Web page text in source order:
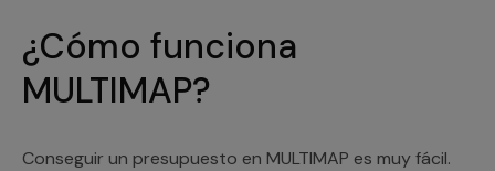
¿Cómo funciona
MULTIMAP?
Conseguir un presupuesto en MULTIMAP es muy fácil.